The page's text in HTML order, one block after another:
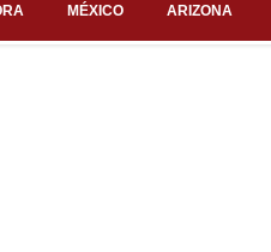
MÉXICO ARIZONA